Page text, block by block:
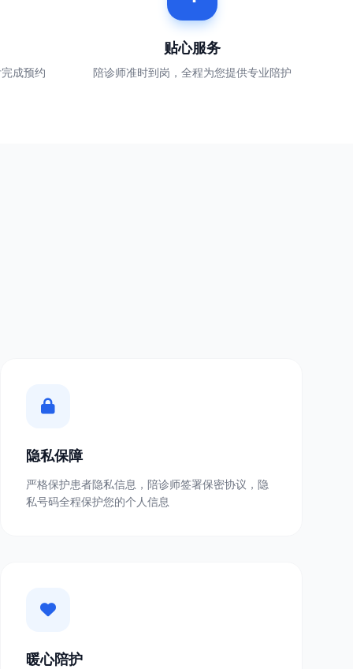
成预约
贴心服务
陪诊师准时到岗，全程为您提供专业陪护
隐私保障
严格保护患者隐私信息，陪诊师签署保密协议，隐
私号码全程保护您的个人信息
暖心陪护